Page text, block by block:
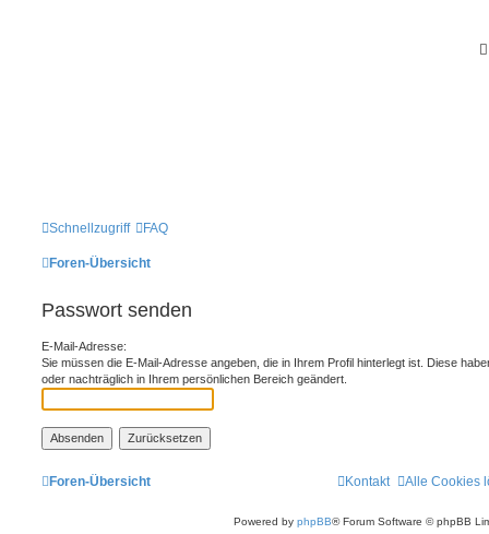
Schnellzugriff FAQ
Foren-Übersicht
Passwort senden
E-Mail-Adresse:
Sie müssen die E-Mail-Adresse angeben, die in Ihrem Profil hinterlegt ist. Diese
oder nachträglich in Ihrem persönlichen Bereich geändert.
Foren-Übersicht Alle Cookies
Kontakt
Powered by phpBB® Forum Software © phpBB